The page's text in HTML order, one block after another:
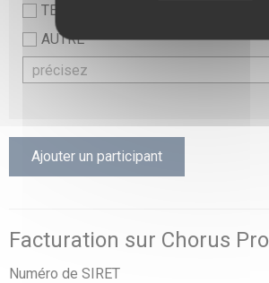
TECHNIQUE ET LOGISTIQUE
AUTRE
Ajouter un participant
Facturation sur Chorus Pro
Numéro de SIRET